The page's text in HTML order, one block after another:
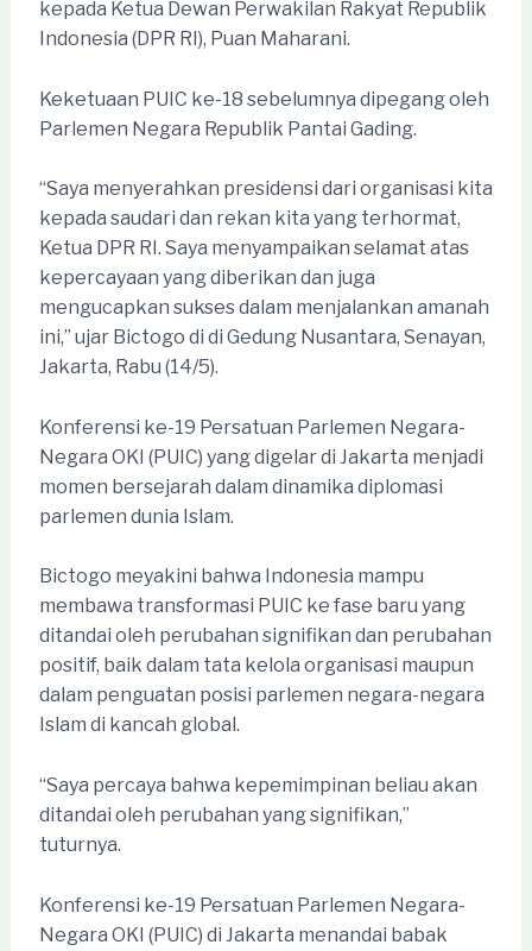
kepada Ketua Dewan Perwakilan Rakyat Republik
Indonesia (DPR RI), Puan Maharani.
Keketuaan PUIC ke-18 sebelumnya dipegang oleh
Parlemen Negara Republik Pantai Gading.
“Saya menyerahkan presidensi dari organisasi kita
kepada saudari dan rekan kita yang terhormat,
Ketua DPR RI. Saya menyampaikan selamat atas
kepercayaan yang diberikan dan juga
mengucapkan sukses dalam menjalankan amanah
ini,” ujar Bictogo di di Gedung Nusantara, Senayan,
Jakarta, Rabu (14/5).
Konferensi ke-19 Persatuan Parlemen Negara-
Negara OKI (PUIC) yang digelar di Jakarta menjadi
momen bersejarah dalam dinamika diplomasi
parlemen dunia Islam.
Bictogo meyakini bahwa Indonesia mampu
membawa transformasi PUIC ke fase baru yang
ditandai oleh perubahan signifikan dan perubahan
positif, baik dalam tata kelola organisasi maupun
dalam penguatan posisi parlemen negara-negara
Islam di kancah global.
“Saya percaya bahwa kepemimpinan beliau akan
ditandai oleh perubahan yang signifikan,”
tuturnya.
Konferensi ke-19 Persatuan Parlemen Negara-
Negara OKI (PUIC) di Jakarta menandai babak